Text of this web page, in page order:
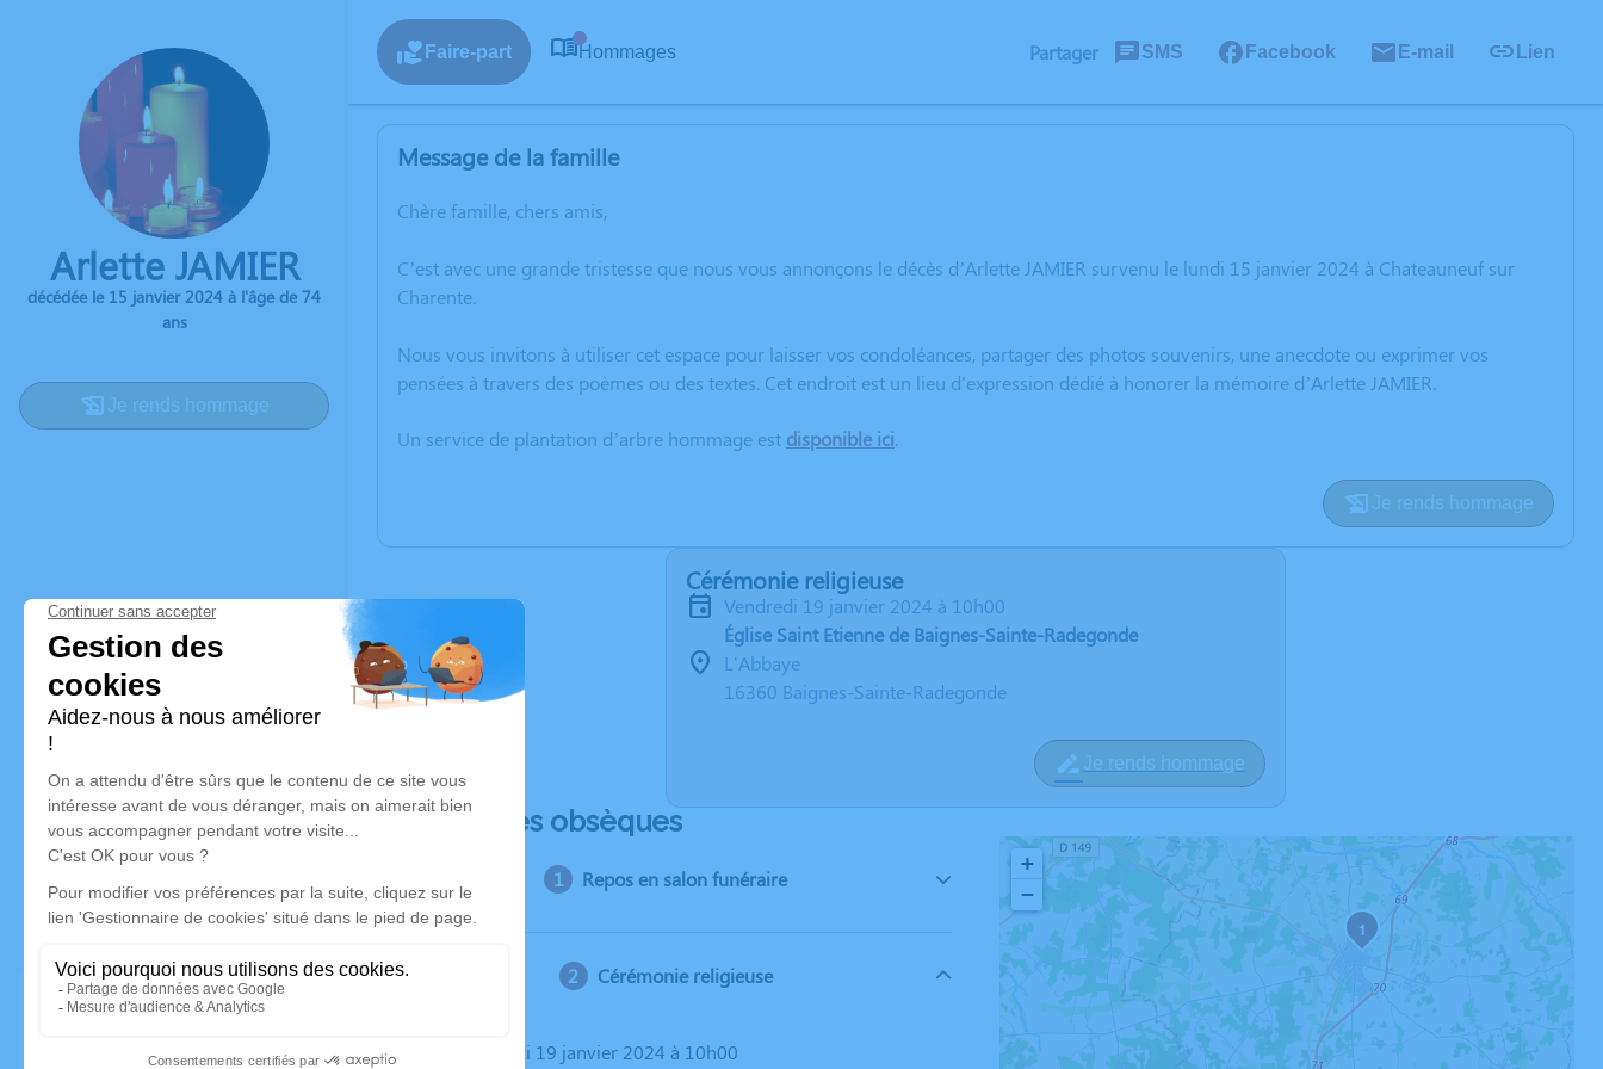
Arlette JAMIER
décédée le 15 janvier 2024 à l'âge de 74
ans
Je rends hommage
Faire-part Hommages Partager SMS Facebook E-mail Lien
Message de la famille
Chère famille, chers amis,
C’est avec une grande tristesse que nous vous annonçons le décès d’Arlette JAMIER survenu le lundi 15 janvier 2024 à Chateauneuf sur
Charente.
Nous vous invitons à utiliser cet espace pour laisser vos condoléances, partager des photos souvenirs, une anecdote ou exprimer vos
pensées à travers des poèmes ou des textes. Cet endroit est un lieu d'expression dédié à honorer la mémoire d’Arlette JAMIER.
Un service de plantation d’arbre hommage est disponible ici.
Je rends hommage
Cérémonie religieuse
vendredi 19 janvier 2024 à 10h00
Église Saint Etienne de Baignes-Sainte-Radegonde
L'Abbaye
16360 Baignes-Sainte-Radegonde
Je rends hommage
Déroulé des obsèques
Repos en salon funéraire
Cérémonie religieuse
Le vendredi 19 janvier 2024 à 10h00
1
+
−